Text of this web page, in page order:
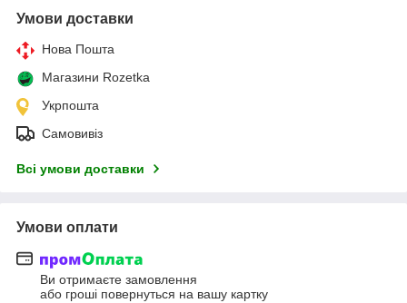
Умови доставки
Нова Пошта
Магазини Rozetka
Укрпошта
Самовивіз
Всі умови доставки
Умови оплати
Ви отримаєте замовлення
або гроші повернуться на вашу картку